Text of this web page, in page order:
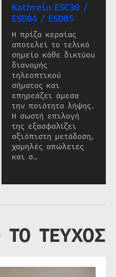
Kathrein ESC30 /
ESD84 / ESD85
Η πρίζα κεραίας
αποτελεί το τελικό
σημείο κάθε δικτύου
διανομής
τηλεοπτικού
σήματος και
επηρεάζει άμεσα
την ποιότητα λήψης.
Η σωστή επιλογή
της εξασφαλίζει
αξιόπιστη μετάδοση,
χαμηλές απώλειες
και σ…
ΤΟ ΤΕΥΧΟΣ